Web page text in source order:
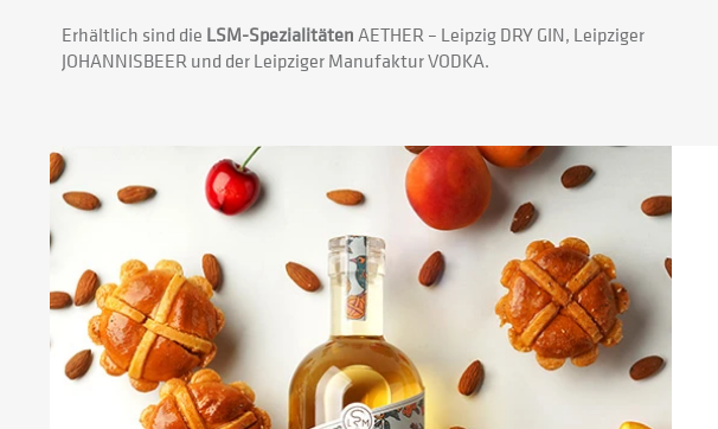
Erhältlich sind die LSM-SpezialitätenAETHER – Leipzig DRY GIN, Leipziger
JOHANNISBEER und der Leipziger Manufaktur VODKA.